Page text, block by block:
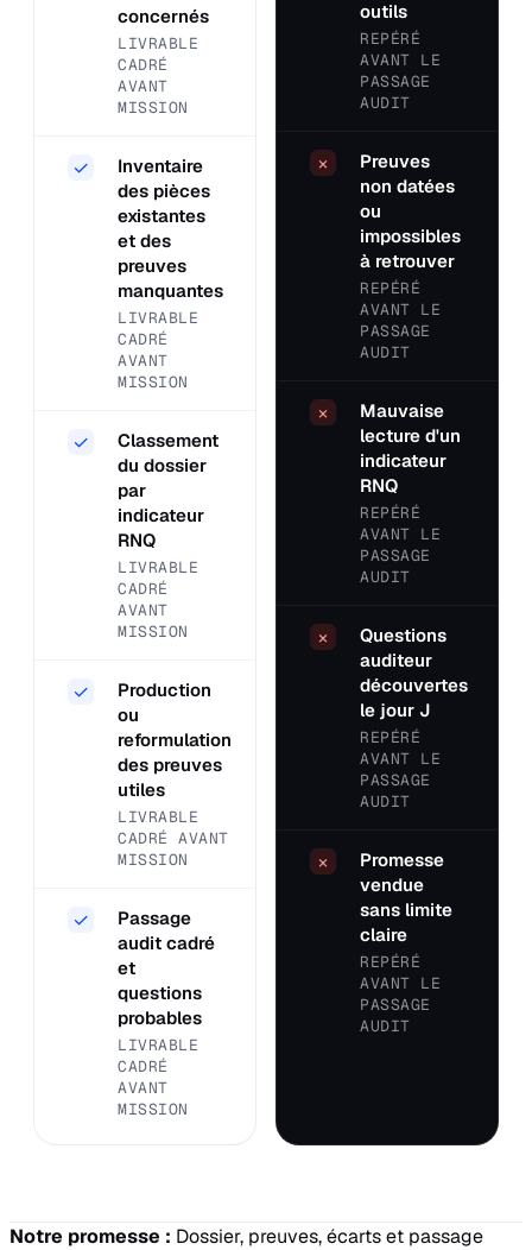
concernés
LIVRABLE
CADRÉ
AVANT
MISSION
✓
Inventaire
des pièces
existantes
et des
preuves
manquantes
LIVRABLE
CADRÉ
AVANT
MISSION
✓
Classement
du dossier
par
indicateur
RNQ
LIVRABLE
CADRÉ
AVANT
MISSION
✓
Production
ou
reformulation
des preuves
utiles
LIVRABLE
CADRÉ AVANT
MISSION
✓
Passage
audit cadré
et
questions
probables
LIVRABLE
CADRÉ
AVANT
MISSION
outils
REPÉRÉ
AVANT LE
PASSAGE
AUDIT
×
Preuves
non datées
ou
impossibles
à retrouver
REPÉRÉ
AVANT LE
PASSAGE
AUDIT
×
Mauvaise
lecture d'un
indicateur
RNQ
REPÉRÉ
AVANT LE
PASSAGE
AUDIT
×
Questions
auditeur
découvertes
le jour J
REPÉRÉ
AVANT LE
PASSAGE
AUDIT
×
Promesse
vendue
sans limite
claire
REPÉRÉ
AVANT LE
PASSAGE
AUDIT
Notre promesse : Dossier, preuves, écarts et passage